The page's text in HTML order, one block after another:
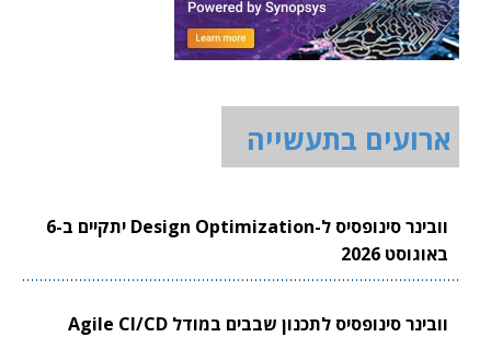
ארועים בתעשייה
וובינר סינופסיס ל-Design Optimization יתקיים ב-6
באוגוסט 2026
וובינר סינופסיס לתכנון שבבים במודל Agile CI/CD